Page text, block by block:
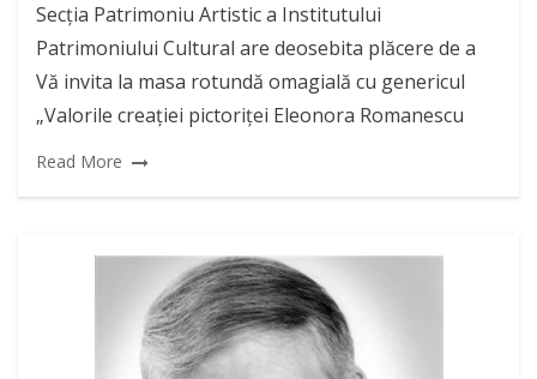
Secția Patrimoniu Artistic a Institutului
Patrimoniului Cultural are deosebita plăcere de a
Vă invita la masa rotundă omagială cu genericul
„Valorile creației pictoriței Eleonora Romanescu
Read More